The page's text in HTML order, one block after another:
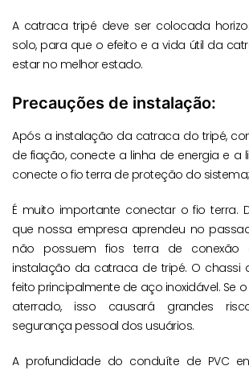
A catraca tripé deve ser colocada
solo, para que o efeito e a vida útil da
estar no melhor estado.
Precauções de instalação:
Após a instalação da catraca do tripé,
de fiação, conecte a linha de energia e a
conecte o fio terra de proteção do sistema;
É muito importante conectar o fio terra.
que nossa empresa aprendeu no
não possuem fios terra de conexão
instalação da catraca de tripé. O chassi
feito principalmente de aço inoxidável. Se
aterrado, isso causará grandes
segurança pessoal dos usuários.
A profundidade do conduíte de PVC